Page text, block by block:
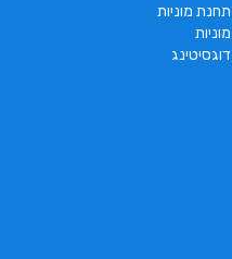
תחנת מוניות
מוניות
דוגסיטינג